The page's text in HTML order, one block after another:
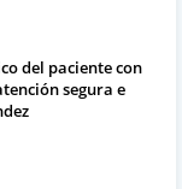
del paciente con
segura e